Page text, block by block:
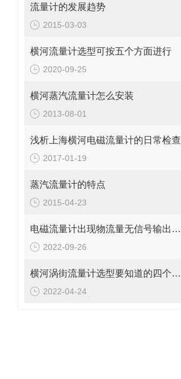
流量计的发展趋势
2015-03-03
横河流量计选型可按五个方面进行
2020-09-25
横河蒸汽流量计怎么安装
2013-08-01
浅析上海横河电磁流量计的日常检查
2017-01-19
蒸汽流量计的特点
2015-04-23
电磁流量计出现物流量无信号输出问题应这样解决
2022-09-26
横河涡街流量计选型要知道的四个事情
2022-04-24